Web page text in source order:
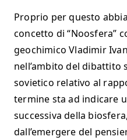
Proprio per questo
concetto di “Noosfera”
geochimico Vladimir
nell’ambito del dibattito
sovietico relativo al
termine sta ad indicare
successiva della
dall’emergere del